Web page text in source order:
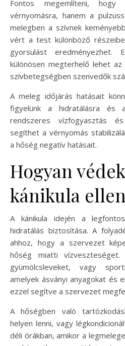
Fontos megemlíteni,
vérnyomásra, hanem a
melegben a szívnek
vért a test különböző
gyorsulást
különösen megterhelő lehet
szívbetegségben szenvedők
A meleg időjárás hatásait
figyelünk a hidratálásra és
rendszeres vízfogyasztás
segíthet a vérnyomás
a hőség negatív hatásait.
Hogyan
kánikula
A kánikula idején a
hidratálás biztosítása. A
ahhoz, hogy a szervezet
hőség miatti
gyümölcsleveket, vagy
amelyek ásványi anyagokat és
ezzel segítve a szervezet
A hőségben való
helyen lenni, vagy
déli órákban, amikor a